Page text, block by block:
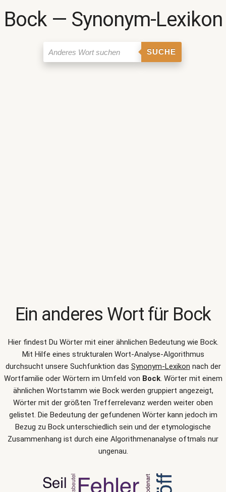
Bock ― Synonym-Lexikon
SUCHE
Ein anderes Wort für Bock
Hier findest Du Wörter mit einer ähnlichen Bedeutung wie Bock.
Mit Hilfe eines strukturalen Wort-Analyse-Algorithmus
durchsucht unsere Suchfunktion das Synonym-Lexikon nach der
Wortfamilie oder Wörtern im Umfeld von Bock. Wörter mit einem
ähnlichen Wortstamm wie Bock werden gruppiert angezeigt,
Wörter mit der größten Trefferrelevanz werden weiter oben
gelistet. Die Bedeutung der gefundenen Wörter kann jedoch im
Bezug zu Bock unterschiedlich sein und der etymologische
Zusammenhang ist durch eine Algorithmenanalyse oftmals nur
ungenau.